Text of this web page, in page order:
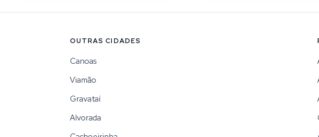
OUTRAS CIDADES
Canoas
Viamão
Gravataí
Alvorada